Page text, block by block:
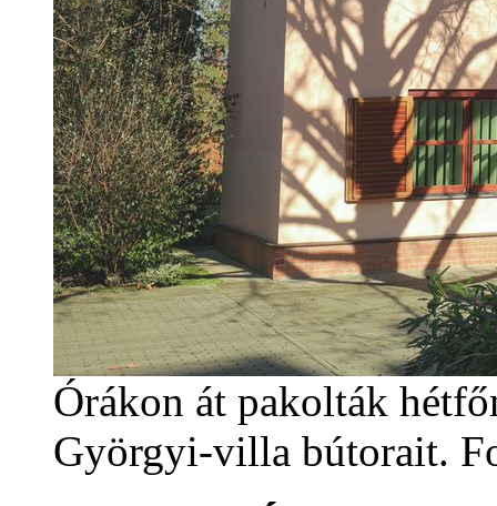
Órákon át pakolták
Györgyi-villa bútorait.